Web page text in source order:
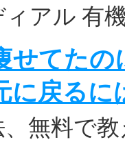
アル 有
せてた
に戻るに
、無料で